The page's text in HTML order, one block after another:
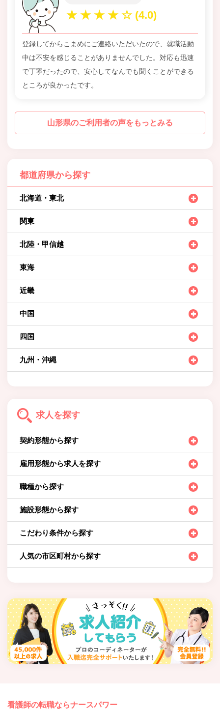
登録してからこまめにご連絡いただいたので、就職活動
中は不安を感じることがありませんでした。対応も迅速
で丁寧だったので、安心してなんでも聞くことができる
ところが良かったです。
山形県のご利用者の声をもっとみる
都道府県から探す
北海道・東北
関東
北陸・甲信越
東海
近畿
中国
四国
九州・沖縄
求人を探す
契約形態から探す
雇用形態から求人を探す
職種から探す
施設形態から探す
こだわり条件から探す
人気の市区町村から探す
看護師の転職ならナースパワー